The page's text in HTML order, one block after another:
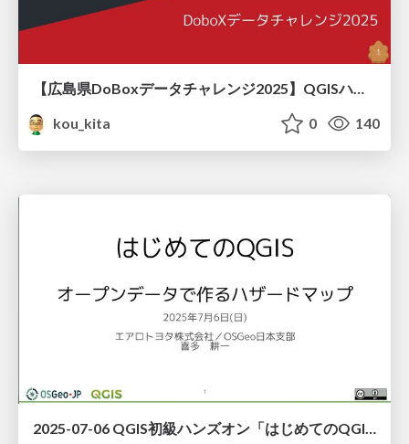
【広島県DoBoxデータチャレンジ2025】QGISハンズオン
kou_kita
0 140
2025-07-06 QGIS初級ハンズオン「はじめてのQGIS」